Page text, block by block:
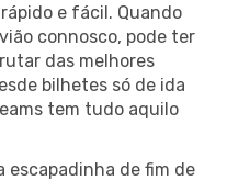
e fácil. Quando
connosco, pode ter
das melhores
bilhetes só de ida
tem tudo aquilo
escapadinha de fim de